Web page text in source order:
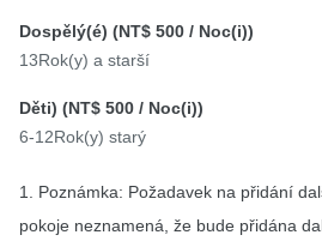
Dospělý(é) (NT$ 500 / Noc(i))
13Rok(y) a starší
Děti) (NT$ 500 / Noc(i))
6-12Rok(y) starý
1. Poznámka: Požadavek na přidání
pokoje neznamená, že bude přidána